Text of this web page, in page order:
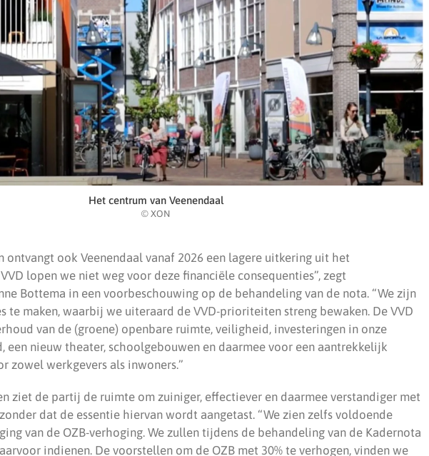
Het centrum van Veenendaal
© XON
ontvangt ook Veenendaal vanaf 2026 een lagere uitkering uit het
lopen we niet weg voor deze financiële consequenties”, zegt
Bottema in een voorbeschouwing op de behandeling van de nota. “We zijn
te maken, waarbij we uiteraard de VVD-prioriteiten streng bewaken. De VVD
van de (groene) openbare ruimte, veiligheid, investeringen in onze
een nieuw theater, schoolgebouwen en daarmee voor een aantrekkelijk
zowel werkgevers als inwoners.”
ziet de partij de ruimte om zuiniger, effectiever en daarmee verstandiger met
dat de essentie hiervan wordt aangetast. “We zien zelfs voldoende
van de OZB-verhoging. We zullen tijdens de behandeling van de Kadernota
indienen. De voorstellen om de OZB met 30% te verhogen, vinden we